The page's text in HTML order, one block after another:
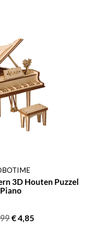
3D Houten Puzzel
Piano
€4,85